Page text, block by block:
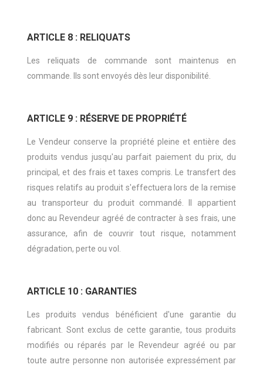
ARTICLE 8 : RELIQUATS
Les reliquats de commande sont maintenus en
commande. Ils sont envoyés dès leur disponibilité.
ARTICLE 9 : RÉSERVE DE PROPRIÉTÉ
Le Vendeur conserve la propriété pleine et entière des
produits vendus jusqu'au parfait paiement du prix, du
principal, et des frais et taxes compris. Le transfert des
risques relatifs au produit s'effectuera lors de la remise
au transporteur du produit commandé. Il appartient
donc au Revendeur agréé de contracter à ses frais, une
assurance, afin de couvrir tout risque, notamment
dégradation, perte ou vol.
ARTICLE 10 : GARANTIES
Les produits vendus bénéficient d'une garantie du
fabricant. Sont exclus de cette garantie, tous produits
modifiés ou réparés par le Revendeur agréé ou par
toute autre personne non autorisée expressément par